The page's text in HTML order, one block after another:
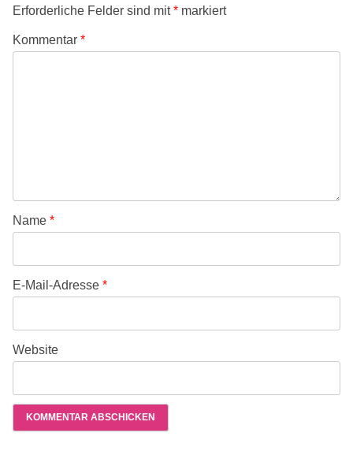
Erforderliche Felder sind mit* markiert
Kommentar *
Name *
E-Mail-Adresse *
Website